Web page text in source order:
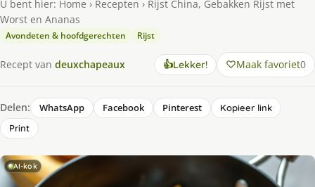
U bent hier: Home › Recepten › Rijst China, Gebakken Rijst met
Worst en Ananas
Avondeten & hoofdgerechten Rijst
Recept van deuxchapeaux 👍Lekker! Maak favoriet0
Delen: WhatsApp Facebook Pinterest
Kopieer link
Print
AI-kok